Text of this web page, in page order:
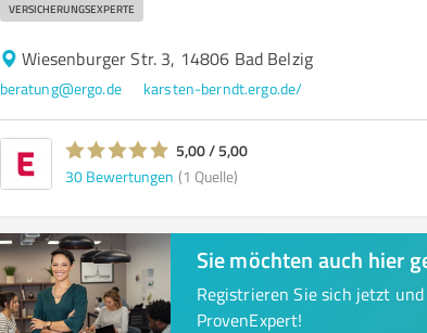
VERSICHERUNGSEXPERTE
Wiesenburger Str. 3, 14806 Bad Belzig
beratung@ergo.de karsten-berndt.ergo.de/
5,00 / 5,00
30 Bewertungen (1 Quelle)
Sie möchten auch hier
Registrieren Sie sich jetzt
ProvenExpert!